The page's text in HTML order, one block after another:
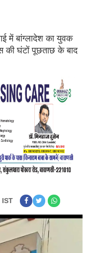
में बांग्लादेश का युवक
घंटों पूछताछ के बाद
IST